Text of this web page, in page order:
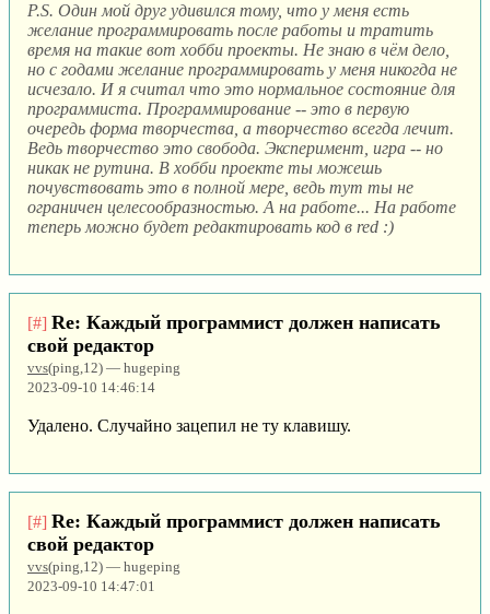
P.S. Один мой друг удивился тому, что у меня есть
желание программировать после работы и тратить
время на такие вот хобби проекты. Не знаю в чём дело,
но с годами желание программировать у меня никогда не
исчезало. И я считал что это нормальное состояние для
программиста. Программирование -- это в первую
очередь форма творчества, а творчество всегда лечит.
Ведь творчество это свобода. Эксперимент, игра -- но
никак не рутина. В хобби проекте ты можешь
почувствовать это в полной мере, ведь тут ты не
ограничен целесообразностью. А на работе... На работе
теперь можно будет редактировать код в red :)
[#] Re: Каждый программист должен написать
свой редактор
vvs(ping,12) — hugeping
2023-09-10 14:46:14
Удалено. Случайно зацепил не ту клавишу.
[#] Re: Каждый программист должен написать
свой редактор
vvs(ping,12) — hugeping
2023-09-10 14:47:01